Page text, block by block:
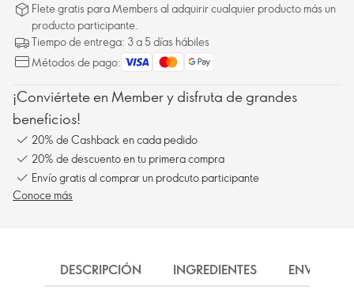
Flete gratis para Members al adquirir cualquier producto más un
producto participante.
Tiempo de entrega: 3 a 5 días hábiles
Métodos de pago:
¡Conviértete en Member y disfruta de grandes
beneficios!
20% de Cashback en cada pedido
20% de descuento en tu primera compra
Envío gratis al comprar un prodcuto participante
Conoce más
DESCRIPCIÓN INGREDIENTES ENVÍO